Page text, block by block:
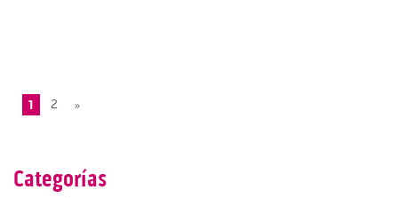
1 2 »
Categorías